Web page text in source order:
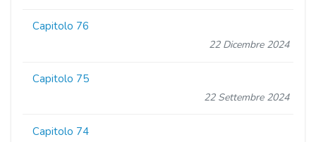
Capitolo 76
22 Dicembre 2024
Capitolo 75
22 Settembre 2024
Capitolo 74